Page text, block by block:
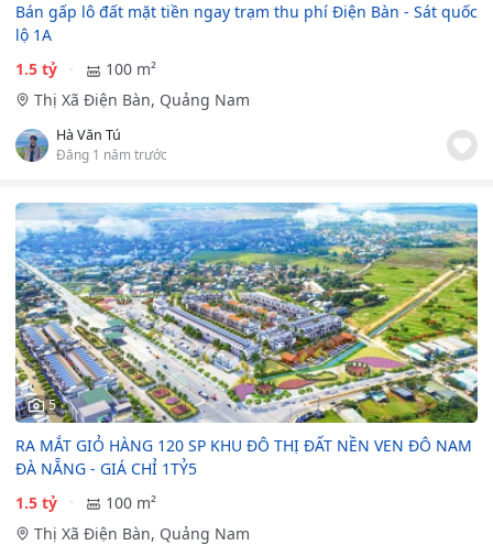
Bán gấp lô đất mặt tiền ngay trạm thu phí Điện Bàn - Sát quốc
lộ 1A
1.5 tỷ
100 m²
Thị Xã Điện Bàn, Quảng Nam
Hà Văn Tú
Đăng 1 năm trước
5
RA MẮT GIỎ HÀNG 120 SP KHU ĐÔ THỊ ĐẤT NỀN VEN ĐÔ NAM
ĐÀ NẴNG - GIÁ CHỈ 1TỶ5
1.5 tỷ
100 m²
Thị Xã Điện Bàn, Quảng Nam